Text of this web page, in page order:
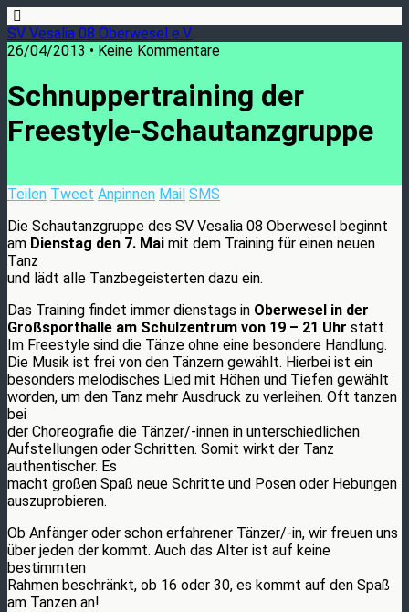
SV Vesalia 08 Oberwesel e.V.
26/04/2013 • Keine Kommentare
Schnuppertraining der
Freestyle-Schautanzgruppe
Teilen Tweet Anpinnen Mail SMS
Die Schautanzgruppe des SV Vesalia 08 Oberwesel beginnt
am Dienstag den 7. Mai mit dem Training für einen neuen
Tanz
und lädt alle Tanzbegeisterten dazu ein.
Das Training findet immer dienstags in Oberwesel in der
Großsporthalle am Schulzentrum von 19 – 21 Uhr statt.
Im Freestyle sind die Tänze ohne eine besondere Handlung.
Die Musik ist frei von den Tänzern gewählt. Hierbei ist ein
besonders melodisches Lied mit Höhen und Tiefen gewählt
worden, um den Tanz mehr Ausdruck zu verleihen. Oft tanzen
bei
der Choreografie die Tänzer/-innen in unterschiedlichen
Aufstellungen oder Schritten. Somit wirkt der Tanz
authentischer. Es
macht großen Spaß neue Schritte und Posen oder Hebungen
auszuprobieren.
Ob Anfänger oder schon erfahrener Tänzer/-in, wir freuen uns
über jeden der kommt. Auch das Alter ist auf keine
bestimmten
Rahmen beschränkt, ob 16 oder 30, es kommt auf den Spaß
am Tanzen an!